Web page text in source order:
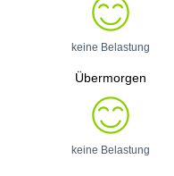
keine Belastung
Übermorgen
keine Belastung